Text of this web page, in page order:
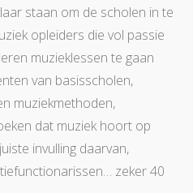
staan om de scholen in te
opleiders die vol passie
muzieklessen te gaan
van basisscholen,
muziekmethoden,
dat muziek hoort op
invulling daarvan,
zeker 40